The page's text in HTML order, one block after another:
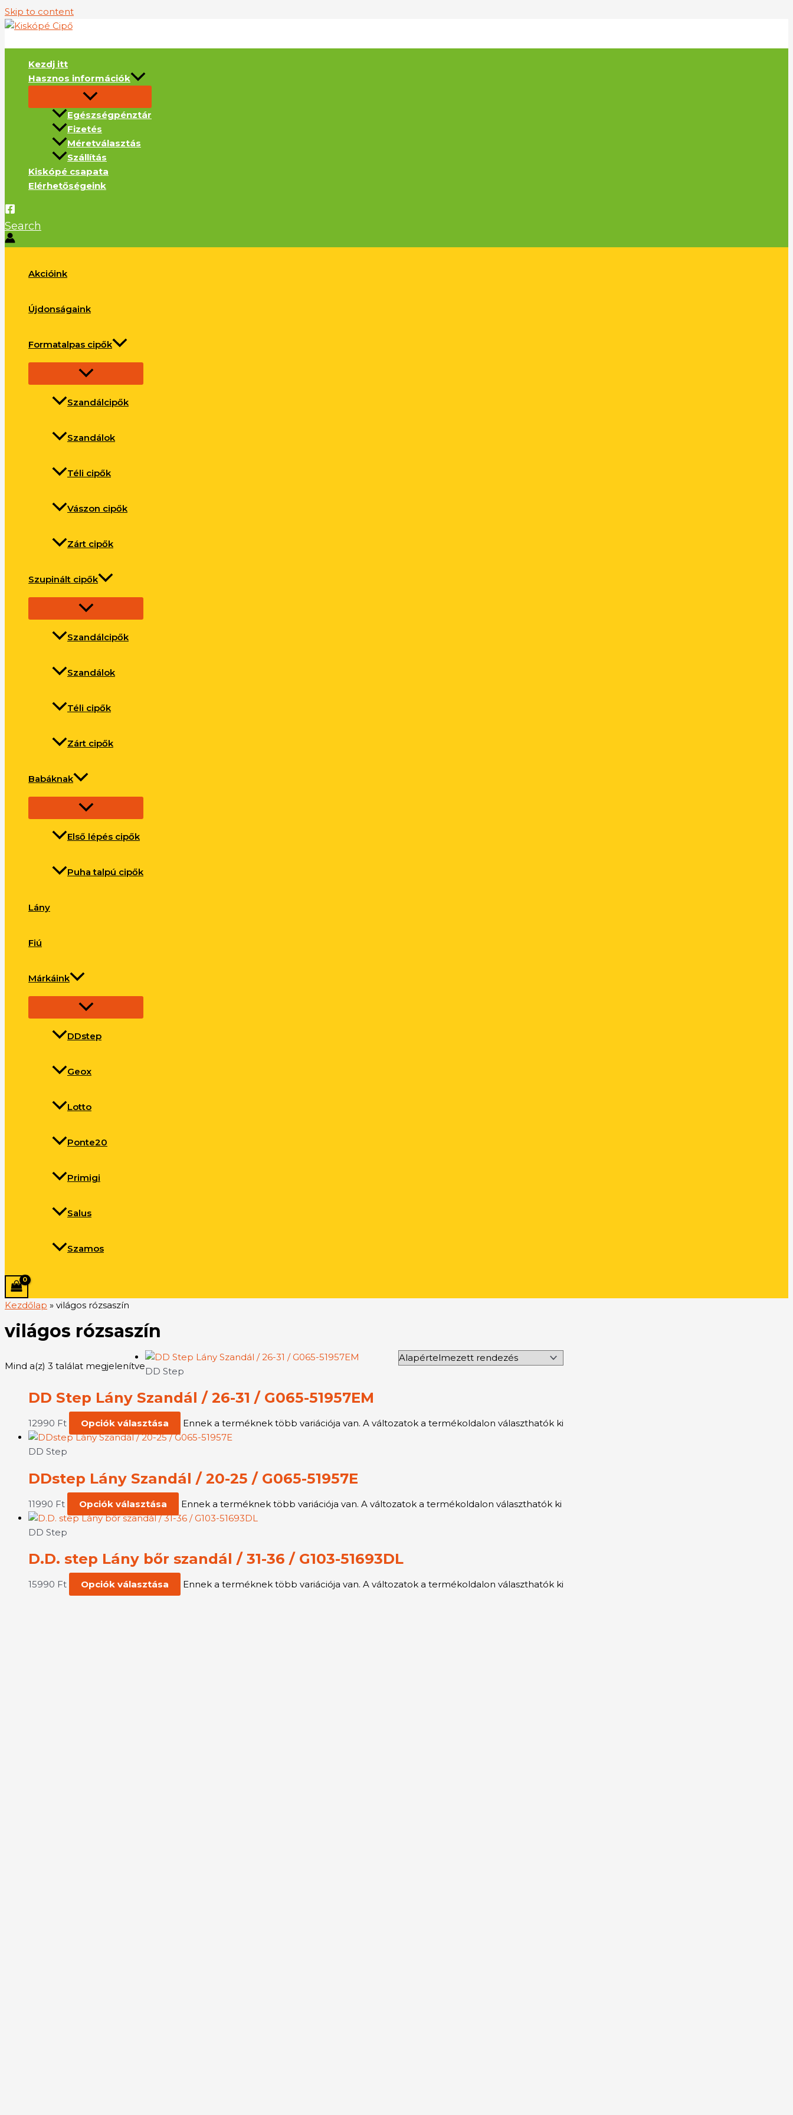
Skip to content
Kezdj itt
Hasznos információk
Egészségpénztár
Fizetés
Méretválasztás
Szállítás
Kiskópé csapata
Elérhetőségeink
Search
Akcióink
Újdonságaink
Formatalpas cipők
Szandálcipők
Szandálok
Téli cipők
Vászon cipők
Zárt cipők
Szupinált cipők
Szandálcipők
Szandálok
Téli cipők
Zárt cipők
Babáknak
Első lépés cipők
Puha talpú cipők
Lány
Fiú
Márkáink
DDstep
Geox
Lotto
Ponte20
Primigi
Salus
Szamos
Kezdőlap » világos rózsaszín
világos rózsaszín
Mind a(z) 3 találat megjelenítveDD Step
DD Step Lány Szandál / 26-31 / G065-51957EM
12990 Ft Opciók választása Ennek a terméknek több variációja van. A változatok a termékoldalon választhatók ki
DD Step
DDstep Lány Szandál / 20-25 / G065-51957E
11990 Ft Opciók választása Ennek a terméknek több variációja van. A változatok a termékoldalon választhatók ki
DD Step
D.D. step Lány bőr szandál / 31-36 / G103-51693DL
15990 Ft Opciók választása Ennek a terméknek több variációja van. A változatok a termékoldalon választhatók ki